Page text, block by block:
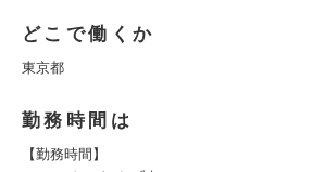
どこで働くか
東京都
勤務時間は
【勤務時間】